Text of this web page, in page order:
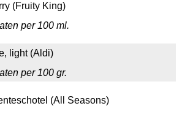
(Fruity King)
per 100 ml.
light (Aldi)
per 100 gr.
(All Seasons)